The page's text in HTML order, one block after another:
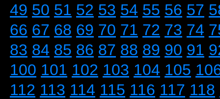
49 50 51 52 53 54 55 56 57
66 67 68 69 70 71 72 73 74
83 84 85 86 87 88 89 90 91
100 101 102 103 104 105
112 113 114 115 116 117 118